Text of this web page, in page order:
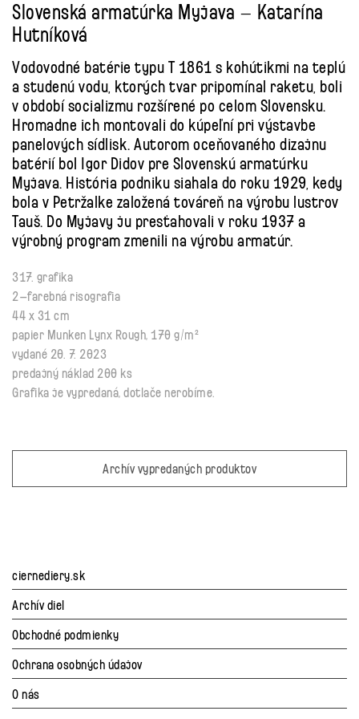
Slovenská armatúrka Myjava – Katarína
Hutníková
Vodovodné batérie typu T 1861 s kohútikmi na teplú
a studenú vodu, ktorých tvar pripomínal raketu, boli
v období socializmu rozšírené po celom Slovensku.
Hromadne ich montovali do kúpeľní pri výstavbe
panelových sídlisk. Autorom oceňovaného dizajnu
batérií bol Igor Didov pre Slovenskú armatúrku
Myjava. História podniku siahala do roku 1929, kedy
bola v Petržalke založená továreň na výrobu lustrov
Tauš. Do Myjavy ju presťahovali v roku 1937 a
výrobný program zmenili na výrobu armatúr.
317. grafika
2–farebná risografia
44 x 31 cm
papier Munken Lynx Rough, 170 g/m²
vydané 20. 7. 2023
predajný náklad 200 ks
Grafika je vypredaná, dotlače nerobíme.
Archív vypredaných produktov
ciernediery.sk
Archív diel
Obchodné podmienky
Ochrana osobných údajov
O nás